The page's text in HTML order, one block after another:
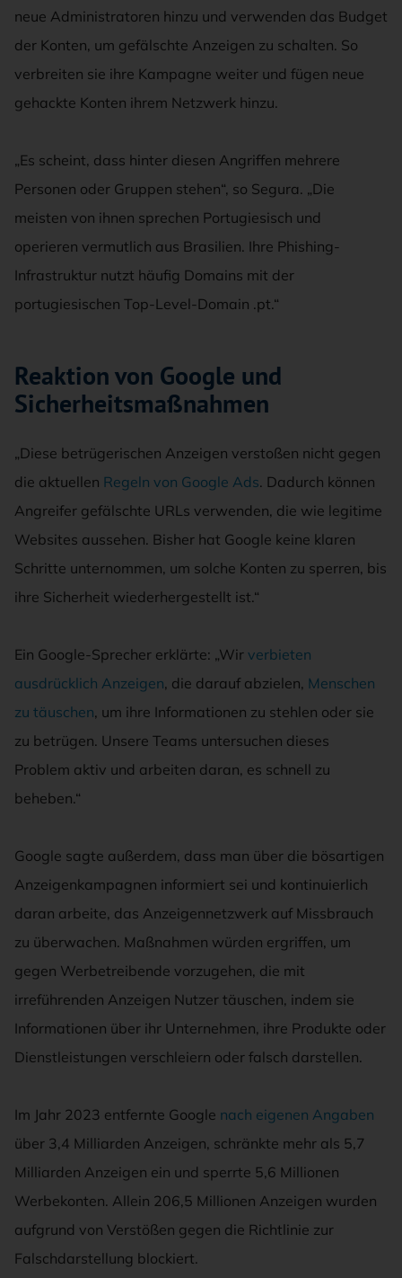
neue Administratoren hinzu und verwenden das Budget
der Konten, um gefälschte Anzeigen zu schalten. So
verbreiten sie ihre Kampagne weiter und fügen neue
gehackte Konten ihrem Netzwerk hinzu.
„Es scheint, dass hinter diesen Angriffen mehrere
Personen oder Gruppen stehen“, so Segura. „Die
meisten von ihnen sprechen Portugiesisch und
operieren vermutlich aus Brasilien. Ihre Phishing-
Infrastruktur nutzt häufig Domains mit der
portugiesischen Top-Level-Domain .pt.“
Reaktion von Google und
Sicherheitsmaßnahmen
„Diese betrügerischen Anzeigen verstoßen nicht gegen
die aktuellen Regeln von Google Ads. Dadurch können
Angreifer gefälschte URLs verwenden, die wie legitime
Websites aussehen. Bisher hat Google keine klaren
Schritte unternommen, um solche Konten zu sperren, bis
ihre Sicherheit wiederhergestellt ist.“
Ein Google-Sprecher erklärte: „Wir verbieten
ausdrücklich Anzeigen, die darauf abzielen, Menschen
zu täuschen, um ihre Informationen zu stehlen oder sie
zu betrügen. Unsere Teams untersuchen dieses
Problem aktiv und arbeiten daran, es schnell zu
beheben.“
Google sagte außerdem, dass man über die bösartigen
Anzeigenkampagnen informiert sei und kontinuierlich
daran arbeite, das Anzeigennetzwerk auf Missbrauch
zu überwachen. Maßnahmen würden ergriffen, um
gegen Werbetreibende vorzugehen, die mit
irreführenden Anzeigen Nutzer täuschen, indem sie
Informationen über ihr Unternehmen, ihre Produkte oder
Dienstleistungen verschleiern oder falsch darstellen.
Im Jahr 2023 entfernte Google nach eigenen Angaben
über 3,4 Milliarden Anzeigen, schränkte mehr als 5,7
Milliarden Anzeigen ein und sperrte 5,6 Millionen
Werbekonten. Allein 206,5 Millionen Anzeigen wurden
aufgrund von Verstößen gegen die Richtlinie zur
Falschdarstellung blockiert.